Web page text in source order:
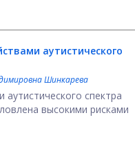
аутистического
Шинкарева
спектра
высокими рисками